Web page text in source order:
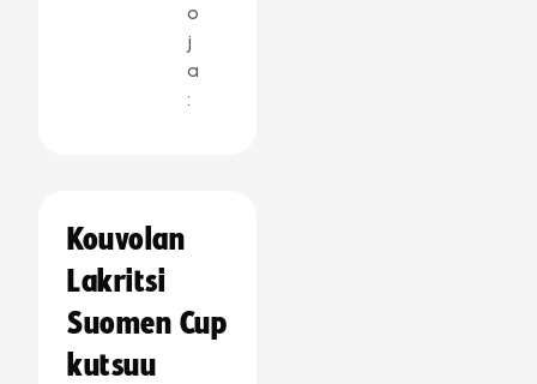
o
j
a
:
Kouvolan
Lakritsi
Suomen Cup
kutsuu